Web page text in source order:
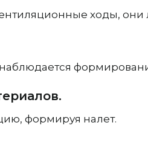
ходы,
формируя налет.